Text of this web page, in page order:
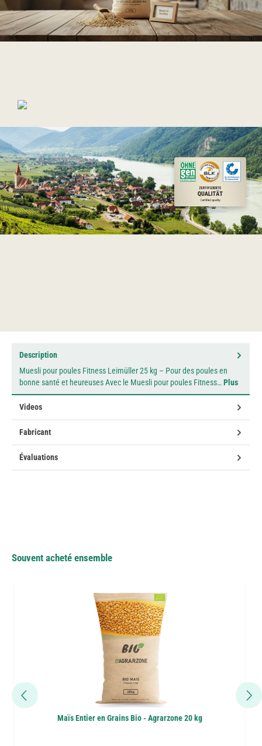
Description
Muesli pour poules Fitness Leimüller 25 kg – Pour des poules en
bonne santé et heureuses Avec le Muesli pour poules Fitness…Plus
Videos
Fabricant
Évaluations
Souvent acheté ensemble
Maïs Entier en Grains Bio - Agrarzone 20 kg